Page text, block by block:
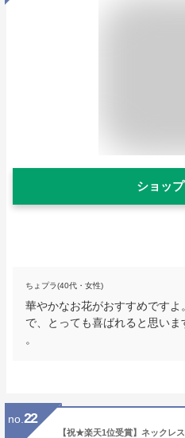
ショッ
ちょプラ(40代・女性)
華やかなお花がおすすめです
で、とっても喜ばれると思い
。
no. 22